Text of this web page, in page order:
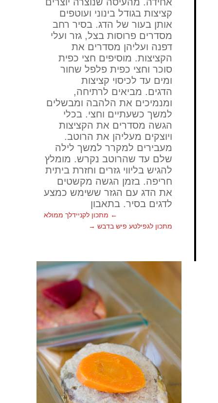
קציצות בגודל בינוני ועוטפים
אותן בעור של הדג. בסיר רחב
מסדרים פרוסות בצל, גזר ועלי
דפנה ועליהן מסדרים את
הקציצות. מוסיפים חצי כפית
סוכר וחצי כפית פלפל שחור
ומים עד לכיסוי קציצות
הדגים. מביאים לרתיחה,
ומנמיכים את הלהבה ומבשלים
למשך כשעתיים וחצי. בכלי
הגשה מסדרים את הקציצות
ויוצקים מעליהן את הרוטב.
מעבירים למקרר למשך לילה
שלם עד שהרוטב נקרש. מומלץ
להגיש בליווי גזרים וחזרת ביתית
חריפה. בזמן הגשה מקשטים
את הדג עם הגזר ששימש כמצע
לדגים בסיר. בתאבון
← מתכון לקניידלך ממולא
מתכון לגפילטע פיש בדבש→